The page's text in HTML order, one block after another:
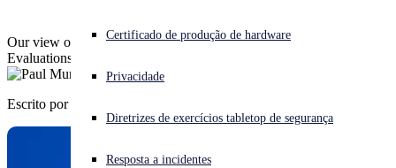
Enfrentando um ataque cibernético? Obtenha ajuda imediata
Iniciar sessão
Open search
Português (Brasil) Open language switcher
Certificado de produção de hardware
Privacidade
Diretrizes de exercícios tabletop de segurança
Resposta a incidentes
Our view on the latest round of the MITRE Engenuity ATT&CK
Evaluations for Managed Services.
Escrito por